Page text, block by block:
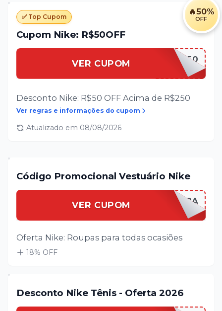
🔥50%
OFF
✅ Top Cupom
Cupom Nike: R$50OFF
VER CUPOM GANHOU50
Desconto Nike: R$50 OFF Acima de R$250
Ver regras e informações do cupom
Atualizado em 08/08/2026
Código Promocional Vestuário Nike
VER CUPOM NIKEROUPA
Oferta Nike: Roupas para todas ocasiões
18% OFF
Desconto Nike Tênis - Oferta 2026